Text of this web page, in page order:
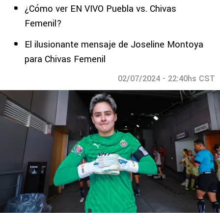
¿Cómo ver EN VIVO Puebla vs. Chivas
Femenil?
El ilusionante mensaje de Joseline Montoya
para Chivas Femenil
02/07/2024 - 22:40hs CST